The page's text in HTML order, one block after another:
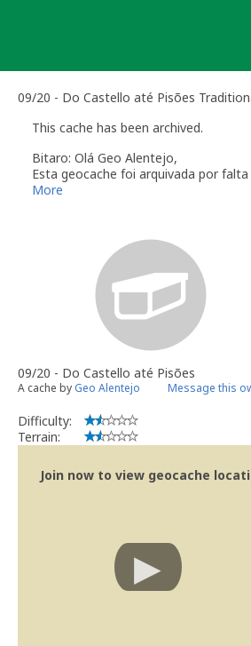
09/20 - Do Castello até Pisões
This cache has been archived.
Bitaro: Olá Geo Alentejo,
Esta geocache foi arquivada por
Verifique a secção das
Geocaching.com Volunteer Geocache
Revisor Voluntário em Geocaching.com
More
09/20 - Do Castello até Pisões
A cache by Geo Alentejo Message this
Difficulty:
Terrain:
Join now to view geocache